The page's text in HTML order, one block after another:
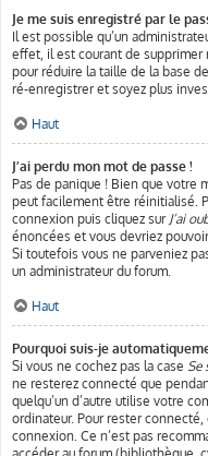
Je me suis enregistré par le
Il est possible qu’un
effet, il est courant de
pour réduire la taille de la base
ré-enregistrer et soyez plus
Haut
J’ai perdu mon mot de passe !
Pas de panique ! Bien que votre
peut facilement être réinitialisé.
connexion puis cliquez sur J’ai
énoncées et vous devriez
Si toutefois vous ne parveniez
un administrateur du forum.
Haut
Pourquoi suis-je
Si vous ne cochez pas la case Se
ne resterez connecté que
quelqu’un d’autre utilise votre
ordinateur. Pour rester connecté,
connexion. Ce n’est pas